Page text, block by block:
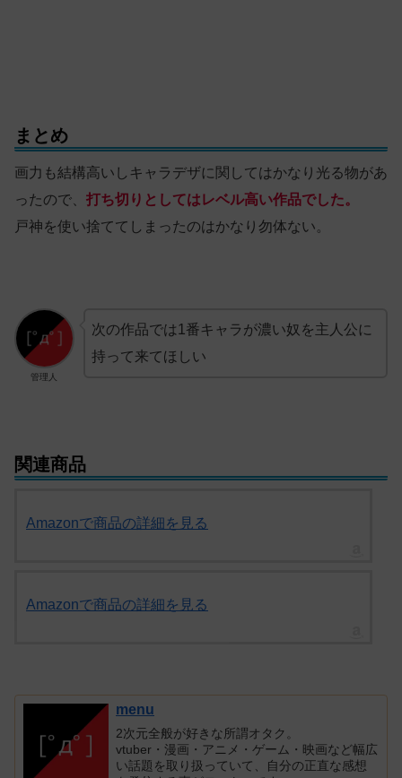
まとめ
画力も結構高いしキャラデザに関してはかなり光る物があ
ったので、 打ち切りとしてはレベル高い作品でした。
戸神を使い捨ててしまったのはかなり勿体ない。
管理人
次の作品では1番キャラが濃い奴を主人公に
持って来てほしい
関連商品
Amazonで商品の詳細を見る
Amazonで商品の詳細を見る
menu
2次元全般が好きな所謂オタク。
vtuber・漫画・アニメ・ゲーム・映画など幅広
い話題を取り扱っていて、自分の正直な感想